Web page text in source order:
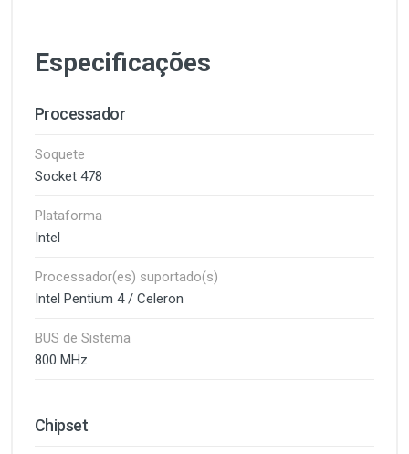
Especificações
Processador
Soquete
Socket 478
Plataforma
Intel
Processador(es) suportado(s)
Intel Pentium 4 / Celeron
BUS de Sistema
800 MHz
Chipset